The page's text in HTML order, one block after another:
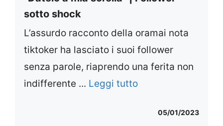
sotto shock
L’assurdo racconto della oramai nota
tiktoker ha lasciato i suoi follower
senza parole, riaprendo una ferita non
indifferente ... Leggi tutto
05/01/2023